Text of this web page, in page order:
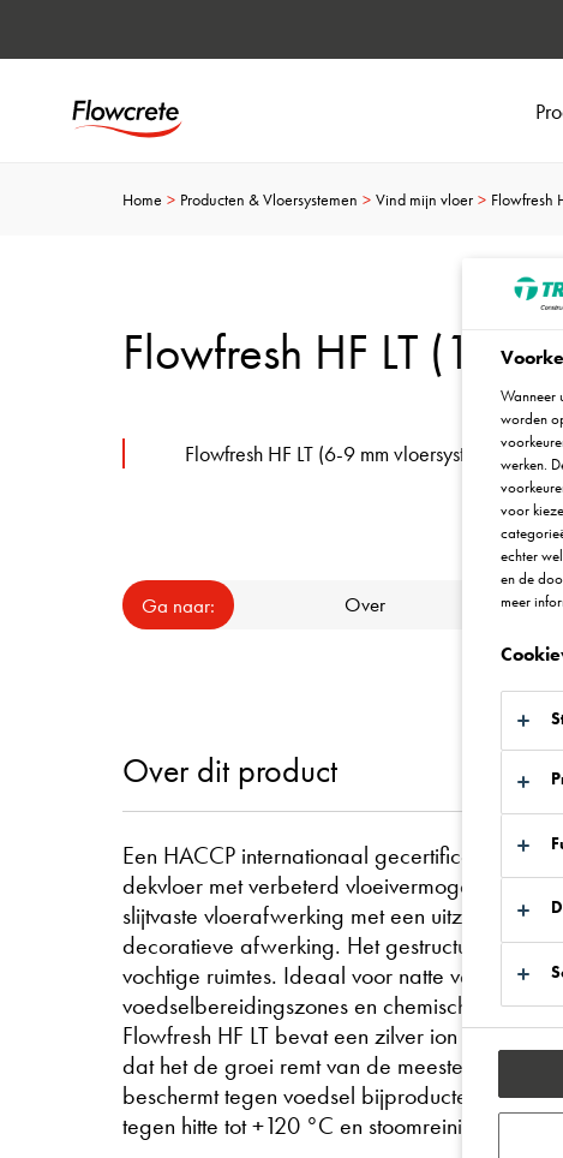
Flowfresh HF LT (1)
Flowfresh HF LT (6-9 mm vloersysteem)
Home Producten & Vloersystemen Vind mijn vloer Flowfresh
Ga naar: Over
Over dit product
Een HACCP internationaal gecertificeerde
dekvloer met verbeterd vloeivermogen bij
slijtvaste vloerafwerking met een uitzonderlijk
decoratieve afwerking. Het gestructureerde
vochtige ruimtes. Ideaal voor natte
voedselbereidingszones en chemische
Flowfresh HF LT bevat een zilver ion
dat het de groei remt van de meeste soorten
beschermt tegen voedsel bijproducten,
tegen hitte tot +120 °C en stoomreiniging.
Wanneer
worden
werken.
voor
echter
en de
meer